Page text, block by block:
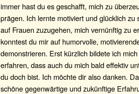
immer hast du es geschafft, mich zu
prägen. Ich lernte motiviert und glücklich
auf Frauen zuzugehen, mich vernünftig zu
konntest du mir auf humorvolle,
demonstrieren. Erst kürzlich bildete ich
erfahren, dass auch du mich bald effektiv
du doch bist. Ich möchte dir also danken.
schöne gegenwärtige und zukünftige